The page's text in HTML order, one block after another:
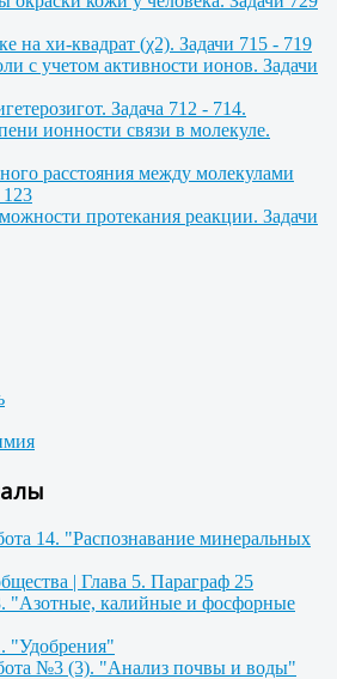
на хи-квадрат (χ2). Задачи 715 - 719
с учетом активности ионов. Задачи
Задача 712 - 714.
ионности связи в молекуле.
расстояния между молекулами
123
протекания реакции. Задачи
14. "Распознавание минеральных
| Глава 5. Параграф 25
калийные и фосфорные
"Удобрения"
№3 (3). "Анализ почвы и воды"